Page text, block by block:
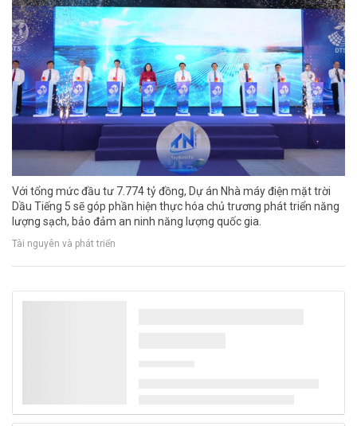
Với tổng mức đầu tư 7.774 tỷ đồng, Dự án Nhà máy điện mặt trời
Dầu Tiếng 5 sẽ góp phần hiện thực hóa chủ trương phát triển năng
lượng sạch, bảo đảm an ninh năng lượng quốc gia.
Tài nguyên và phát triển
Cảng Hàng không Quảng Trị tăng tốc toàn